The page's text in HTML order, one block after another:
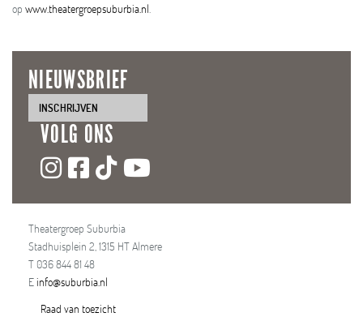
op www.theatergroepsuburbia.nl.
NIEUWSBRIEF
INSCHRIJVEN
VOLG ONS
Theatergroep Suburbia
Stadhuisplein 2, 1315 HT Almere
T 036 844 81 48
Einfo@suburbia.nl
Raad van toezicht